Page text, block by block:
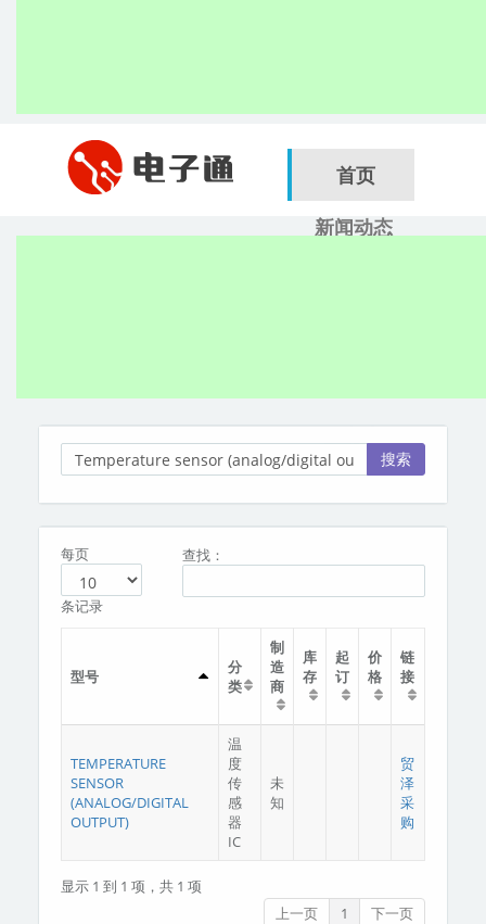
首页
新闻动态
服务商
搜索
每页
条记录
查找：
型号
分
类
制
造
商
库
存
起
订
价
格
链
接
TEMPERATURE
SENSOR
(ANALOG/DIGITAL
OUTPUT)
温
度
传
感
器
IC
未
知
贸
泽
采
购
显示 1 到 1 项，共 1 项
上一页
1 下一页